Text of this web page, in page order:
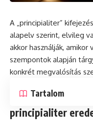
A „principialiter”
alapelv szerint, elvileg
akkor használják,
szempontok alapján
konkrét megvalósítás
Tartalom
principialiter